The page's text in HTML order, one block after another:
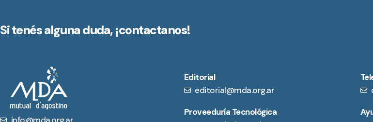
Si tenés alguna duda,¡contactanos!
Editorial
editorial@mda.org.ar
Proveeduría Tecnológica